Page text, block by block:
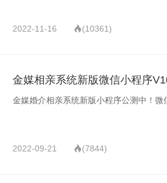
2022-11-16 (10361)
金媒相亲系统新版微信小程序
金媒婚介相亲系统新版小程序公测中！
2022-09-21 (7844)